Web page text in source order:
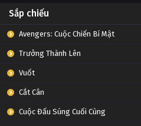
Sắp chiếu
Avengers: Cuộc Chiến Bí Mật
Trưởng Thành Lên
Vuốt
Cắt Cân
Cuộc Đấu Súng Cuối Cùng